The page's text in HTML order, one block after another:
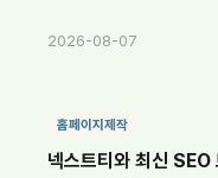
2026-08-07
홈페이지제작
넥스트티와 최신 SEO